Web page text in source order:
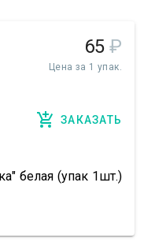
65 ₽
Цена за 1 упак.
ЗАКАЗАТЬ
белая (упак 1шт.)